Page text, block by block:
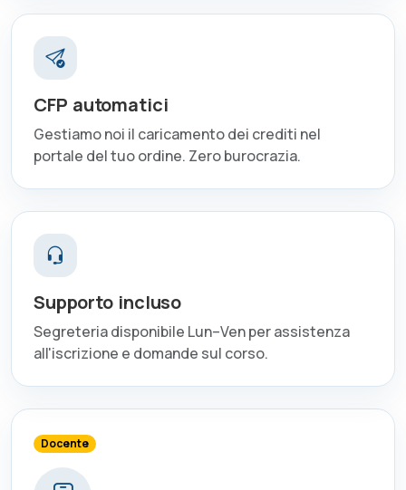
CFP automatici
Gestiamo noi il caricamento dei crediti nel
portale del tuo ordine. Zero burocrazia.
Supporto incluso
Segreteria disponibile Lun–Ven per assistenza
all'iscrizione e domande sul corso.
Docente